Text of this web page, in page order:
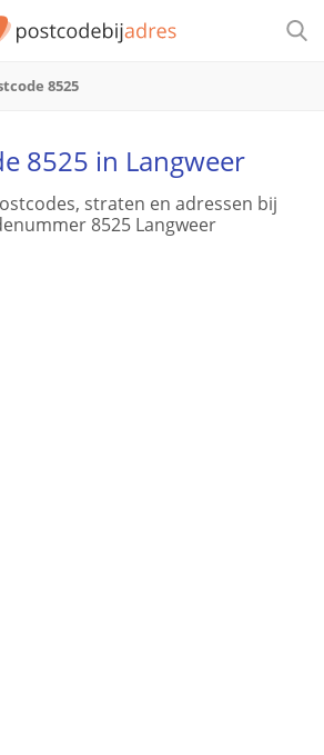
8525
8525 in Langweer
straten en adressen bij
8525 Langweer